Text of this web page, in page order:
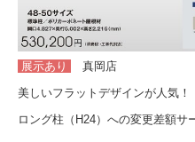
展示あり
真岡店
美しいフラットデザインが人気！
ロング柱（H24）への変更差額サ